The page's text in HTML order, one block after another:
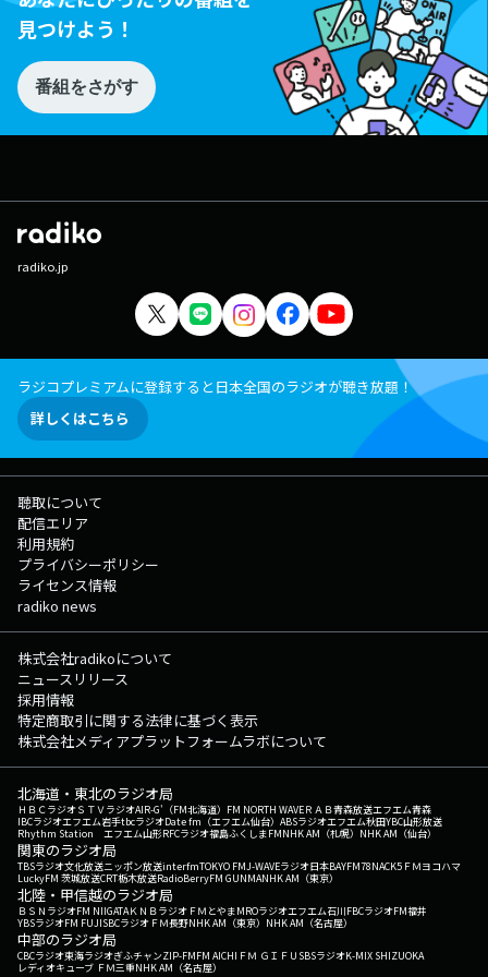
見つけよう！
番組をさがす
radiko.jp
ラジコプレミアムに登録すると日本全国のラジオが聴き放題！
詳しくはこちら
聴取について
配信エリア
利用規約
プライバシーポリシー
ライセンス情報
radiko news
株式会社radikoについて
ニュースリリース
採用情報
特定商取引に関する法律に基づく表示
株式会社メディアプラットフォームラボについて
北海道・東北のラジオ局
ＨＢＣラジオＳＴＶラジオAIR-G'（FM北海道） FM NORTH WAVEＲＡＢ青森放送エフエム青森
IBCラジオエフエム岩手tbcラジオDate fm（エフエム仙台） ABSラジオエフエム秋田YBC山形放送
Rhythm Station エフエム山形RFCラジオ福島ふくしまFMNHK AM（札幌） NHK AM（仙台）
関東のラジオ局
TBSラジオ文化放送ニッポン放送interfmTOKYO FMJ-WAVEラジオ日本BAYFM78NACK5 ＦＭヨコハマ
LuckyFM 茨城放送CRT栃木放送RadioBerryFM GUNMANHK AM（東京）
北陸・甲信越のラジオ局
ＢＳＮラジオFM NIIGATAＫＮＢラジオ ＦＭとやまMROラジオエフエム石川FBCラジオFM福井
YBSラジオFM FUJISBCラジオ ＦＭ長野NHK AM（東京） NHK AM（名古屋）
中部のラジオ局
CBCラジオ東海ラジオぎふチャンZIP-FMFM AICHI ＦＭ ＧＩＦＵ SBSラジオK-MIX SHIZUOKA
レディオキューブ ＦＭ三重NHK AM（名古屋）